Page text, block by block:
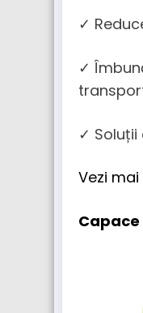
✓
✓
✓
Vezi